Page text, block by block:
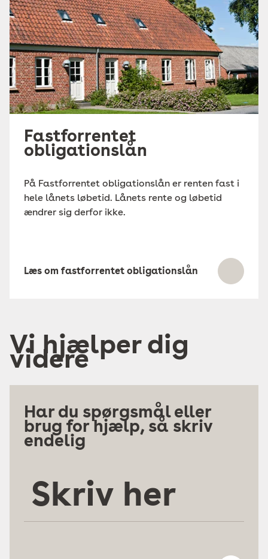
Fastforrentet
obligationslån
På Fastforrentet obligationslån er renten fast i
hele lånets løbetid. Lånets rente og løbetid
ændrer sig derfor ikke.
Læs om fastforrentet obligationslån
Vi hjælper dig
videre
Har du spørgsmål eller
brug for hjælp, så skriv
endelig
her